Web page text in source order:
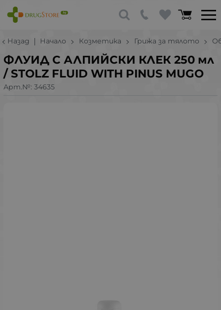
Назад Начало Козметика Грижа за тялото
ФЛУИД С АЛПИЙСКИ КЛЕК 250 мл
/ STOLZ FLUID WITH PINUS MUGO
Арт.№: 34635